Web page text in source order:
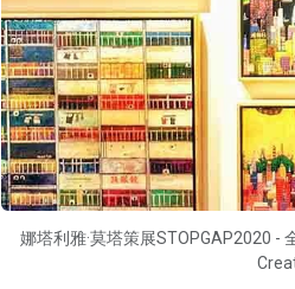
娜塔利雅·莫塔策展STOPGAP2020 -